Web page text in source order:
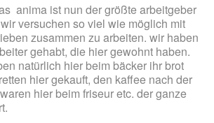
anima ist nun der größte arbeitgeber
versuchen so viel wie möglich mit
zusammen zu arbeiten. wir haben
gehabt, die hier gewohnt haben.
natürlich hier beim bäcker ihr brot
hier gekauft, den kaffee nach der
hier beim friseur etc. der ganze